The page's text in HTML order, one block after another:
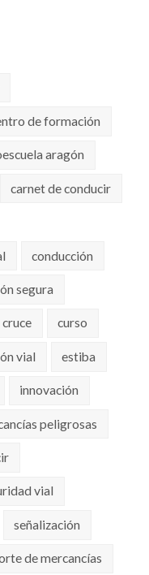
de formación
aragón
carnet de conducir
conducción
segura
cruce curso
vial estiba
innovación
peligrosas
vial
señalización
de mercancías